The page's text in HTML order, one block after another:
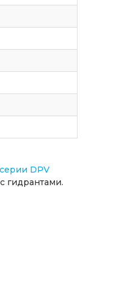
DPV
гидрантами.